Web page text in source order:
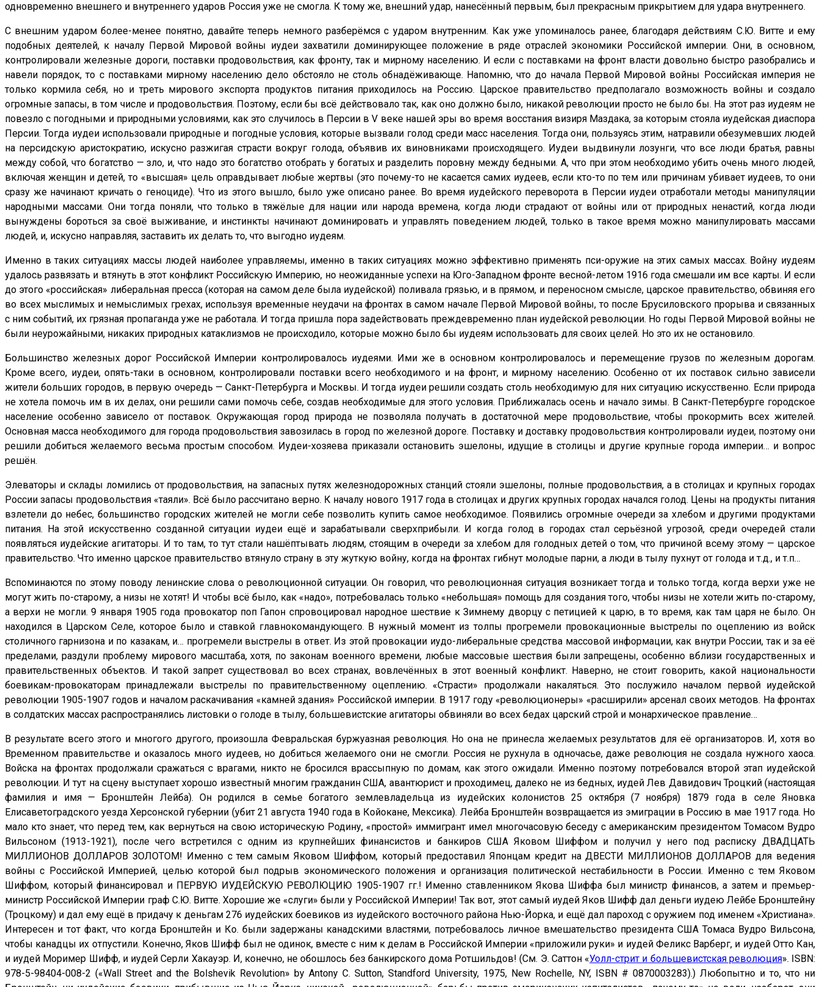
одновременно внешнего и внутреннего ударов Россия уже не смогла. К тому же, внешний удар, нанесённый первым, был прекрасным прикрытием для удара внутреннего.
С внешним ударом более-менее понятно, давайте теперь немного разберёмся с ударом внутренним. Как уже упоминалось ранее, благодаря действиям С.Ю. Витте и ему
подобных деятелей, к началу Первой Мировой войны иудеи захватили доминирующее положение в ряде отраслей экономики Российской империи. Они, в основном,
контролировали железные дороги, поставки продовольствия, как фронту, так и мирному населению. И если с поставками на фронт власти довольно быстро разобрались и
навели порядок, то с поставками мирному населению дело обстояло не столь обнадёживающе. Напомню, что до начала Первой Мировой войны Российская империя не
только кормила себя, но и треть мирового экспорта продуктов питания приходилось на Россию. Царское правительство предполагало возможность войны и создало
огромные запасы, в том числе и продовольствия. Поэтому, если бы всё действовало так, как оно должно было, никакой революции просто не было бы. На этот раз иудеям не
повезло с погодными и природными условиями, как это случилось в Персии в V веке нашей эры во время восстания визиря Маздака, за которым стояла иудейская диаспора
Персии. Тогда иудеи использовали природные и погодные условия, которые вызвали голод среди масс населения. Тогда они, пользуясь этим, натравили обезумевших людей
на персидскую аристократию, искусно разжигая страсти вокруг голода, объявив их виновниками происходящего. Иудеи выдвинули лозунги, что все люди братья, равны
между собой, что богатство — зло, и, что надо это богатство отобрать у богатых и разделить поровну между бедными. А, что при этом необходимо убить очень много людей,
включая женщин и детей, то «высшая» цель оправдывает любые жертвы (это почему-то не касается самих иудеев, если кто-то по тем или причинам убивает иудеев, то они
сразу же начинают кричать о геноциде). Что из этого вышло, было уже описано ранее. Во время иудейского переворота в Персии иудеи отработали методы манипуляции
народными массами. Они тогда поняли, что только в тяжёлые для нации или народа времена, когда люди страдают от войны или от природных ненастий, когда люди
вынуждены бороться за своё выживание, и инстинкты начинают доминировать и управлять поведением людей, только в такое время можно манипулировать массами
людей, и, искусно направляя, заставить их делать то, что выгодно иудеям.
Именно в таких ситуациях массы людей наиболее управляемы, именно в таких ситуациях можно эффективно применять пси-оружие на этих самых массах. Войну иудеям
удалось развязать и втянуть в этот конфликт Российскую Империю, но неожиданные успехи на Юго-Западном фронте весной-летом 1916 года смешали им все карты. И если
до этого «российская» либеральная пресса (которая на самом деле была иудейской) поливала грязью, и в прямом, и переносном смысле, царское правительство, обвиняя его
во всех мыслимых и немыслимых грехах, используя временные неудачи на фронтах в самом начале Первой Мировой войны, то после Брусиловского прорыва и связанных
с ним событий, их грязная пропаганда уже не работала. И тогда пришла пора задействовать преждевременно план иудейской революции. Но годы Первой Мировой войны не
были неурожайными, никаких природных катаклизмов не происходило, которые можно было бы иудеям использовать для своих целей. Но это их не остановило.
Большинство железных дорог Российской Империи контролировалось иудеями. Ими же в основном контролировалось и перемещение грузов по железным дорогам.
Кроме всего, иудеи, опять-таки в основном, контролировали поставки всего необходимого и на фронт, и мирному населению. Особенно от их поставок сильно зависели
жители больших городов, в первую очередь — Санкт-Петербурга и Москвы. И тогда иудеи решили создать столь необходимую для них ситуацию искусственно. Если природа
не хотела помочь им в их делах, они решили сами помочь себе, создав необходимые для этого условия. Приближалась осень и начало зимы. В Санкт-Петербурге городское
население особенно зависело от поставок. Окружающая город природа не позволяла получать в достаточной мере продовольствие, чтобы прокормить всех жителей.
Основная масса необходимого для города продовольствия завозилась в город по железной дороге. Поставку и доставку продовольствия контролировали иудеи, поэтому они
решили добиться желаемого весьма простым способом. Иудеи-хозяева приказали остановить эшелоны, идущие в столицы и другие крупные города империи… и вопрос
решён.
Элеваторы и склады ломились от продовольствия, на запасных путях железнодорожных станций стояли эшелоны, полные продовольствия, а в столицах и крупных городах
России запасы продовольствия «таяли». Всё было рассчитано верно. К началу нового 1917 года в столицах и других крупных городах начался голод. Цены на продукты питания
взлетели до небес, большинство городских жителей не могли себе позволить купить самое необходимое. Появились огромные очереди за хлебом и другими продуктами
питания. На этой искусственно созданной ситуации иудеи ещё и зарабатывали сверхприбыли. И когда голод в городах стал серьёзной угрозой, среди очередей стали
появляться иудейские агитаторы. И то там, то тут стали нашёптывать людям, стоящим в очереди за хлебом для голодных детей о том, что причиной всему этому — царское
правительство. Что именно царское правительство втянуло страну в эту жуткую войну, когда на фронтах гибнут молодые парни, а люди в тылу пухнут от голода и т.д., и т.п…
Вспоминаются по этому поводу ленинские слова о революционной ситуации. Он говорил, что революционная ситуация возникает тогда и только тогда, когда верхи уже не
могут жить по-старому, а низы не хотят! И чтобы всё было, как «надо», потребовалась только «небольшая» помощь для создания того, чтобы низы не хотели жить по-старому,
а верхи не могли. 9 января 1905 года провокатор поп Гапон спровоцировал народное шествие к Зимнему дворцу с петицией к царю, в то время, как там царя не было. Он
находился в Царском Селе, которое было и ставкой главнокомандующего. В нужный момент из толпы прогремели провокационные выстрелы по оцеплению из войск
столичного гарнизона и по казакам, и… прогремели выстрелы в ответ. Из этой провокации иудо-либеральные средства массовой информации, как внутри России, так и за её
пределами, раздули проблему мирового масштаба, хотя, по законам военного времени, любые массовые шествия были запрещены, особенно вблизи государственных и
правительственных объектов. И такой запрет существовал во всех странах, вовлечённых в этот военный конфликт. Наверно, не стоит говорить, какой национальности
боевикам-провокаторам принадлежали выстрелы по правительственному оцеплению. «Страсти» продолжали накаляться. Это послужило началом первой иудейской
революции 1905-1907 годов и началом раскачивания «камней здания» Российской империи. В 1917 году «революционеры» «расширили» арсенал своих методов. На фронтах
в солдатских массах распространялись листовки о голоде в тылу, большевистские агитаторы обвиняли во всех бедах царский строй и монархическое правление…
В результате всего этого и многого другого, произошла Февральская буржуазная революция. Но она не принесла желаемых результатов для её организаторов. И, хотя во
Временном правительстве и оказалось много иудеев, но добиться желаемого они не смогли. Россия не рухнула в одночасье, даже революция не создала нужного хаоса.
Войска на фронтах продолжали сражаться с врагами, никто не бросился врассыпную по домам, как этого ожидали. Именно поэтому потребовался второй этап иудейской
революции. И тут на сцену выступает хорошо известный многим гражданин США, авантюрист и проходимец, далеко не из бедных, иудей Лев Давидович Троцкий (настоящая
фамилия и имя — Бронштейн Лейба). Он родился в семье богатого землевладельца из иудейских колонистов 25 октября (7 ноября) 1879 года в селе Яновка
Елисаветоградского уезда Херсонской губернии (убит 21 августа 1940 года в Койокане, Мексика). Лейба Бронштейн возвращается из эмиграции в Россию в мае 1917 года. Но
мало кто знает, что перед тем, как вернуться на свою историческую Родину, «простой» иммигрант имел многочасовую беседу с американским президентом Томасом Вудро
Вильсоном (1913-1921), после чего встретился с одним из крупнейших финансистов и банкиров США Яковом Шиффом и получил у него под расписку ДВАДЦАТЬ
МИЛЛИОНОВ ДОЛЛАРОВ ЗОЛОТОМ! Именно с тем самым Яковом Шиффом, который предоставил Японцам кредит на ДВЕСТИ МИЛЛИОНОВ ДОЛЛАРОВ для ведения
войны с Российской Империей, целью которой был подрыв экономического положения и организация политической нестабильности в России. Именно с тем Яковом
Шиффом, который финансировал и ПЕРВУЮ ИУДЕЙСКУЮ РЕВОЛЮЦИЮ 1905-1907 гг.! Именно ставленником Якова Шиффа был министр финансов, а затем и премьер-
министр Российской Империи граф С.Ю. Витте. Хорошие же «слуги» были у Российской Империи! Так вот, этот самый иудей Яков Шифф дал деньги иудею Лейбе Бронштейну
(Троцкому) и дал ему ещё в придачу к деньгам 276 иудейских боевиков из иудейского восточного района Нью-Йорка, и ещё дал пароход с оружием под именем «Христиана».
Интересен и тот факт, что когда Бронштейн и Ко. были задержаны канадскими властями, потребовалось личное вмешательство президента США Томаса Вудро Вильсона,
чтобы канадцы их отпустили. Конечно, Яков Шифф был не одинок, вместе с ним к делам в Российской Империи «приложили руки» и иудей Феликс Варберг, и иудей Отто Кан,
и иудей Моример Шифф, и иудей Серли Хакауэр. И, конечно, не обошлось без банкирского дома Ротшильдов! (См. Э. Саттон «Уолл-стрит и большевистская революция». ISBN:
978-5-98404-008-2 («Wall Street and the Bolshevik Revolution» by Antony C. Sutton, Standford University, 1975, New Rochelle, NY, ISBN # 0870003283).) Любопытно и то, что ни